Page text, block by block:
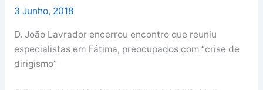
3 Junho, 2018
D. João Lavrador encerrou encontro que reuniu
especialistas em Fátima, preocupados com “crise de
dirigismo”